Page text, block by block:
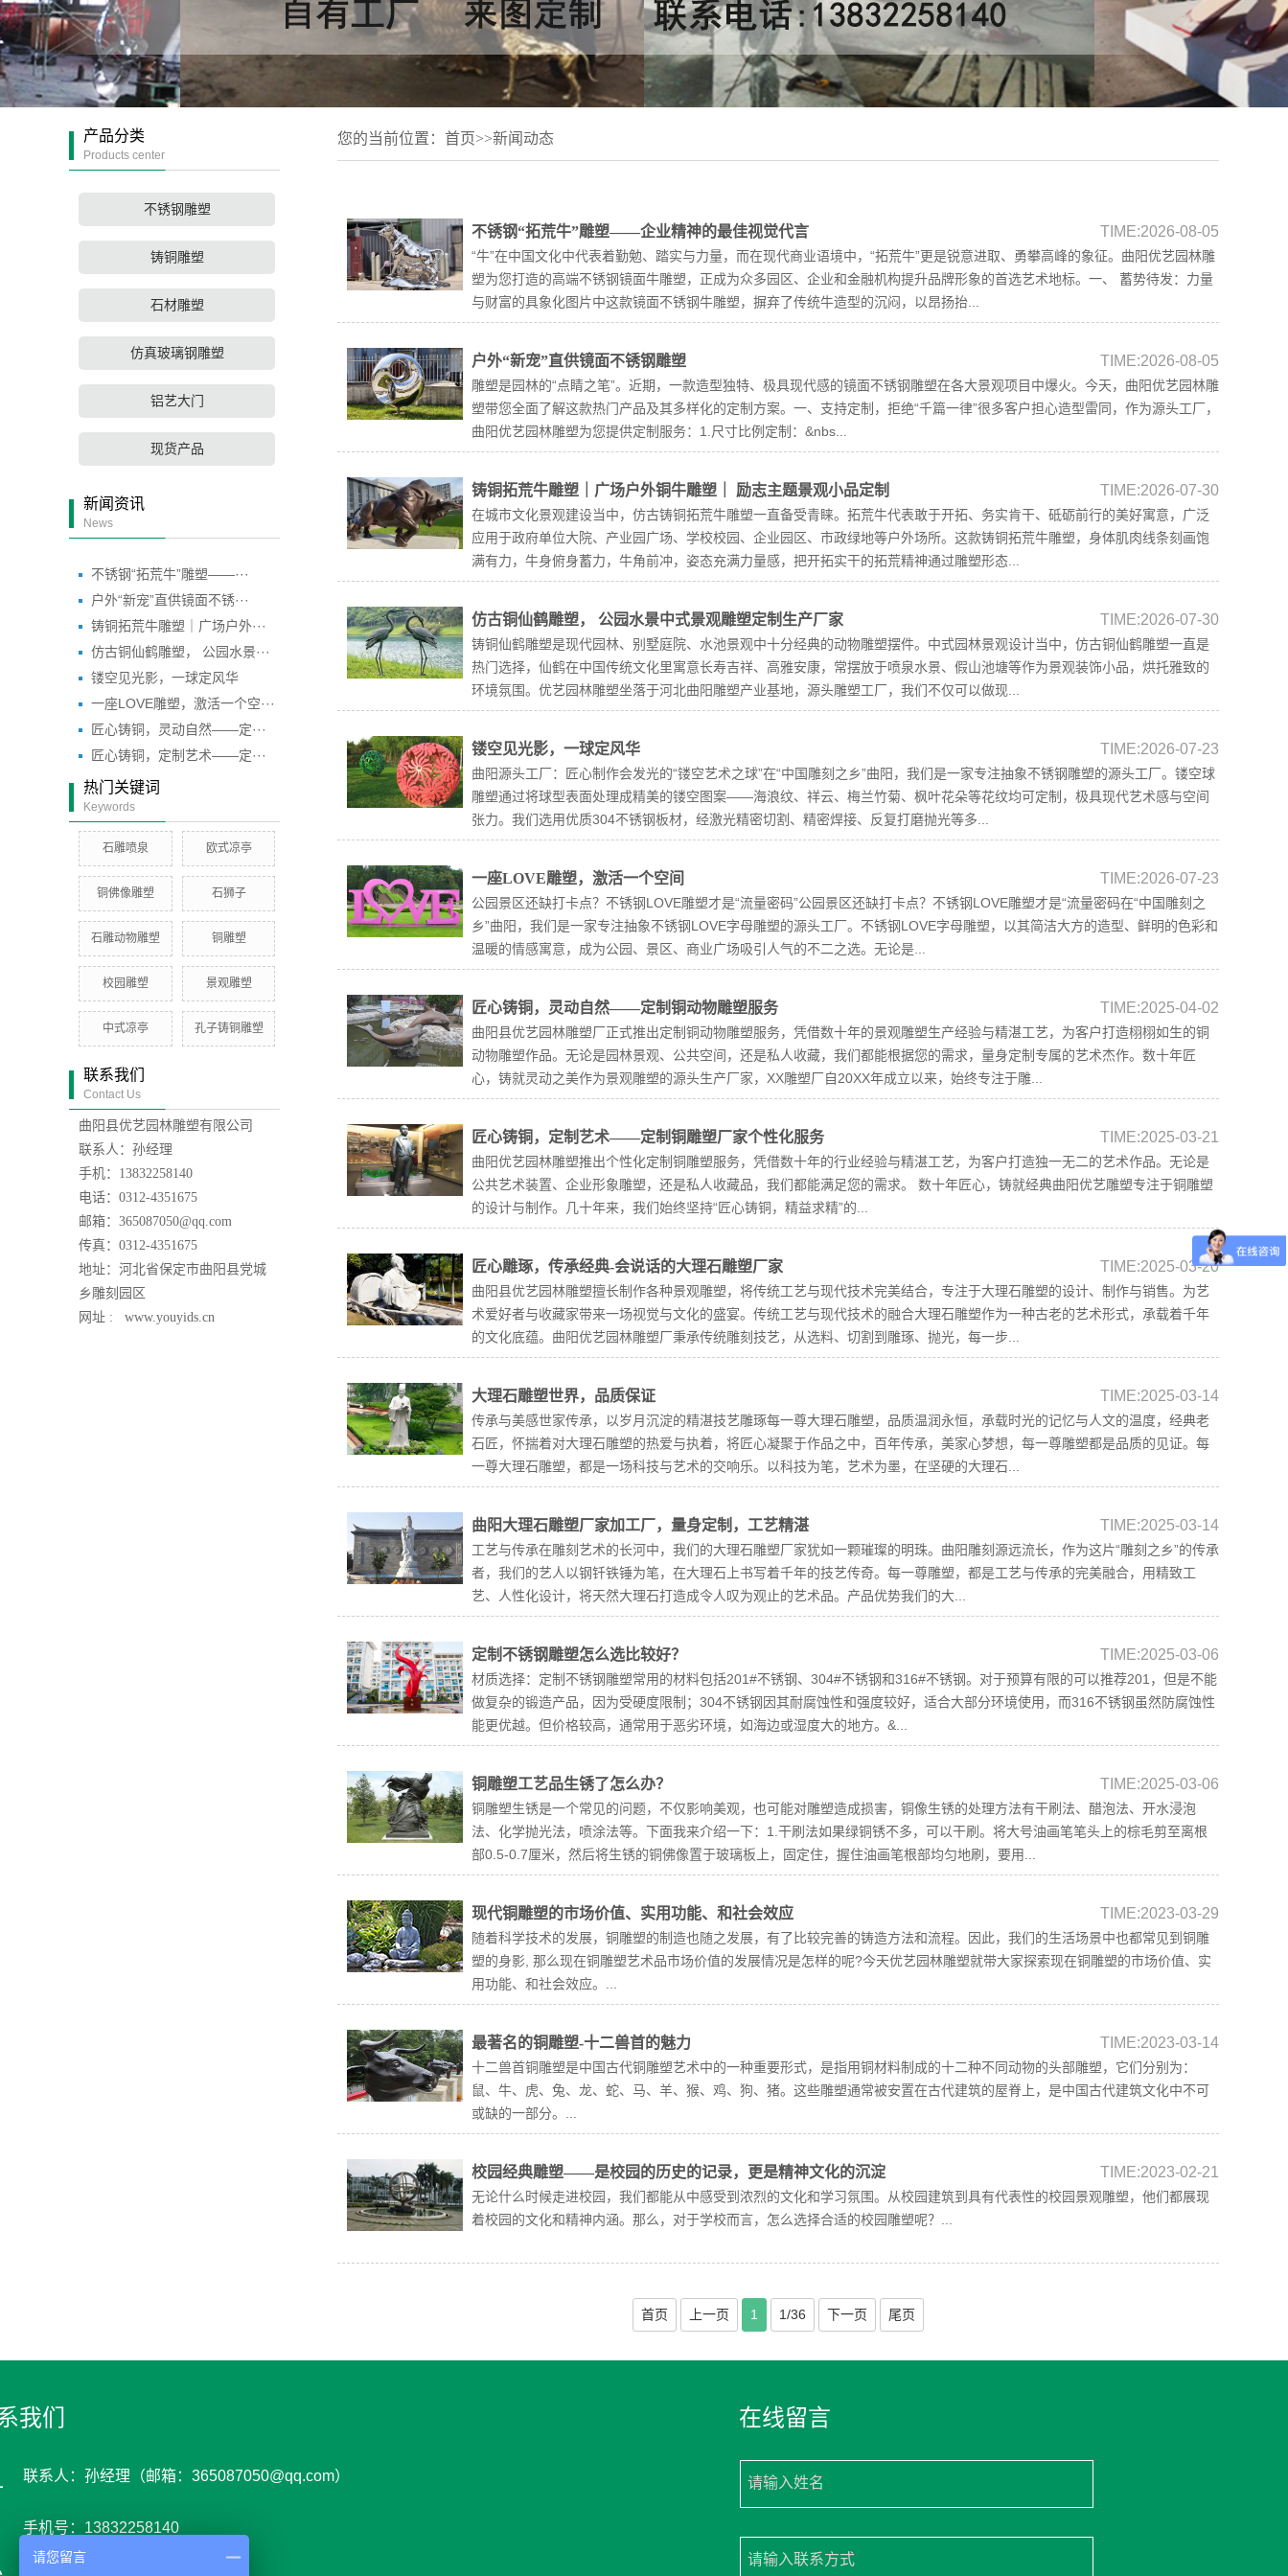
产品分类
Products center
不锈钢雕塑
铸铜雕塑
石材雕塑
仿真玻璃钢雕塑
铝艺大门
现货产品
新闻资讯
News
不锈钢“拓荒牛”雕塑——···
户外“新宠”直供镜面不锈···
铸铜拓荒牛雕塑｜广场户外···
仿古铜仙鹤雕塑， 公园水景···
镂空见光影，一球定风华
一座LOVE雕塑，激活一个空···
匠心铸铜，灵动自然——定···
匠心铸铜，定制艺术——定···
热门关键词
Keywords
石雕喷泉 欧式凉亭
铜佛像雕塑 石狮子
石雕动物雕塑 铜雕塑
校园雕塑 景观雕塑
中式凉亭 孔子铸铜雕塑
联系我们
Contact Us
曲阳县优艺园林雕塑有限公司
联系人：孙经理
手机：13832258140
电话：0312-4351675
邮箱：365087050@qq.com
传真：0312-4351675
地址：河北省保定市曲阳县党城
乡雕刻园区
网址 : www.youyids.cn
您的当前位置： 首页>>新闻动态
不锈钢“拓荒牛”雕塑——企业精神的最佳视觉代言 TIME:2026-08-05
“牛”在中国文化中代表着勤勉、踏实与力量，而在现代商业语境中，“拓荒牛”更是锐意进取、勇攀高峰的象征。曲阳优艺园林雕
塑为您打造的高端不锈钢镜面牛雕塑，正成为众多园区、企业和金融机构提升品牌形象的首选艺术地标。一、 蓄势待发：力量
与财富的具象化图片中这款镜面不锈钢牛雕塑，摒弃了传统牛造型的沉闷，以昂扬抬...
户外“新宠”直供镜面不锈钢雕塑 TIME:2026-08-05
雕塑是园林的“点睛之笔”。近期，一款造型独特、极具现代感的镜面不锈钢雕塑在各大景观项目中爆火。今天，曲阳优艺园林雕
塑带您全面了解这款热门产品及其多样化的定制方案。一、支持定制，拒绝“千篇一律”很多客户担心造型雷同，作为源头工厂，
曲阳优艺园林雕塑为您提供定制服务：1.尺寸比例定制：&nbs...
铸铜拓荒牛雕塑｜广场户外铜牛雕塑｜ 励志主题景观小品定制 TIME:2026-07-30
在城市文化景观建设当中，仿古铸铜拓荒牛雕塑一直备受青睐。拓荒牛代表敢于开拓、务实肯干、砥砺前行的美好寓意，广泛
应用于政府单位大院、产业园广场、学校校园、企业园区、市政绿地等户外场所。这款铸铜拓荒牛雕塑，身体肌肉线条刻画饱
满有力，牛身俯身蓄力，牛角前冲，姿态充满力量感，把开拓实干的拓荒精神通过雕塑形态...
仿古铜仙鹤雕塑， 公园水景中式景观雕塑定制生产厂家 TIME:2026-07-30
铸铜仙鹤雕塑是现代园林、别墅庭院、水池景观中十分经典的动物雕塑摆件。中式园林景观设计当中，仿古铜仙鹤雕塑一直是
热门选择，仙鹤在中国传统文化里寓意长寿吉祥、高雅安康，常摆放于喷泉水景、假山池塘等作为景观装饰小品，烘托雅致的
环境氛围。优艺园林雕塑坐落于河北曲阳雕塑产业基地，源头雕塑工厂，我们不仅可以做现...
镂空见光影，一球定风华 TIME:2026-07-23
曲阳源头工厂：匠心制作会发光的“镂空艺术之球”在“中国雕刻之乡”曲阳，我们是一家专注抽象不锈钢雕塑的源头工厂。镂空球
雕塑通过将球型表面处理成精美的镂空图案——海浪纹、祥云、梅兰竹菊、枫叶花朵等花纹均可定制，极具现代艺术感与空间
张力。我们选用优质304不锈钢板材，经激光精密切割、精密焊接、反复打磨抛光等多...
一座LOVE雕塑，激活一个空间 TIME:2026-07-23
公园景区还缺打卡点？不锈钢LOVE雕塑才是“流量密码”公园景区还缺打卡点？不锈钢LOVE雕塑才是“流量密码在“中国雕刻之
乡”曲阳，我们是一家专注抽象不锈钢LOVE字母雕塑的源头工厂。不锈钢LOVE字母雕塑，以其简洁大方的造型、鲜明的色彩和
温暖的情感寓意，成为公园、景区、商业广场吸引人气的不二之选。无论是...
匠心铸铜，灵动自然——定制铜动物雕塑服务 TIME:2025-04-02
曲阳县优艺园林雕塑厂正式推出定制铜动物雕塑服务，凭借数十年的景观雕塑生产经验与精湛工艺，为客户打造栩栩如生的铜
动物雕塑作品。无论是园林景观、公共空间，还是私人收藏，我们都能根据您的需求，量身定制专属的艺术杰作。数十年匠
心，铸就灵动之美作为景观雕塑的源头生产厂家，XX雕塑厂自20XX年成立以来，始终专注于雕...
匠心铸铜，定制艺术——定制铜雕塑厂家个性化服务 TIME:2025-03-21
曲阳优艺园林雕塑推出个性化定制铜雕塑服务，凭借数十年的行业经验与精湛工艺，为客户打造独一无二的艺术作品。无论是
公共艺术装置、企业形象雕塑，还是私人收藏品，我们都能满足您的需求。 数十年匠心，铸就经典曲阳优艺雕塑专注于铜雕塑
的设计与制作。几十年来，我们始终坚持“匠心铸铜，精益求精”的...
匠心雕琢，传承经典-会说话的大理石雕塑厂家 TIME:2025-03-20
曲阳县优艺园林雕塑擅长制作各种景观雕塑，将传统工艺与现代技术完美结合，专注于大理石雕塑的设计、制作与销售。为艺
术爱好者与收藏家带来一场视觉与文化的盛宴。传统工艺与现代技术的融合大理石雕塑作为一种古老的艺术形式，承载着千年
的文化底蕴。曲阳优艺园林雕塑厂秉承传统雕刻技艺，从选料、切割到雕琢、抛光，每一步...
大理石雕塑世界，品质保证 TIME:2025-03-14
传承与美感世家传承，以岁月沉淀的精湛技艺雕琢每一尊大理石雕塑，品质温润永恒，承载时光的记忆与人文的温度，经典老
石匠，怀揣着对大理石雕塑的热爱与执着，将匠心凝聚于作品之中，百年传承，美家心梦想，每一尊雕塑都是品质的见证。每
一尊大理石雕塑，都是一场科技与艺术的交响乐。以科技为笔，艺术为墨，在坚硬的大理石...
曲阳大理石雕塑厂家加工厂，量身定制，工艺精湛 TIME:2025-03-14
工艺与传承在雕刻艺术的长河中，我们的大理石雕塑厂家犹如一颗璀璨的明珠。曲阳雕刻源远流长，作为这片“雕刻之乡”的传承
者，我们的艺人以钢钎铁锤为笔，在大理石上书写着千年的技艺传奇。每一尊雕塑，都是工艺与传承的完美融合，用精致工
艺、人性化设计，将天然大理石打造成令人叹为观止的艺术品。产品优势我们的大...
定制不锈钢雕塑怎么选比较好？ TIME:2025-03-06
‌材质选择‌：定制不锈钢雕塑常用的材料包括201#不锈钢、304#不锈钢和316#不锈钢。对于预算有限的可以推荐201，但是不能
做复杂的锻造产品，因为受硬度限制；304不锈钢因其耐腐蚀性和强度较好，适合大部分环境使用，而316不锈钢虽然防腐蚀性
能更优越。但价格较高，通常用于恶劣环境，如海边或湿度大的地方‌。&...
铜雕塑工艺品生锈了怎么办？ TIME:2025-03-06
铜雕塑生锈是一个常见的问题，不仅影响美观，也可能对雕塑造成损害，铜像生锈的处理方法有干刷法、醋泡法、开水浸泡
法、化学抛光法，喷涂法等。下面我来介绍一下：1.干刷法如果绿铜锈不多，可以干刷。将大号油画笔笔头上的棕毛剪至离根
部0.5-0.7厘米，然后将生锈的铜佛像置于玻璃板上，固定住，握住油画笔根部均匀地刷，要用...
现代铜雕塑的市场价值、实用功能、和社会效应 TIME:2023-03-29
随着科学技术的发展，铜雕塑的制造也随之发展，有了比较完善的铸造方法和流程。因此，我们的生活场景中也都常见到铜雕
塑的身影, 那么现在铜雕塑艺术品市场价值的发展情况是怎样的呢?今天优艺园林雕塑就带大家探索现在铜雕塑的市场价值、实
用功能、和社会效应。...
最著名的铜雕塑-十二兽首的魅力 TIME:2023-03-14
十二兽首铜雕塑是中国古代铜雕塑艺术中的一种重要形式，是指用铜材料制成的十二种不同动物的头部雕塑，它们分别为：
鼠、牛、虎、兔、龙、蛇、马、羊、猴、鸡、狗、猪。这些雕塑通常被安置在古代建筑的屋脊上，是中国古代建筑文化中不可
或缺的一部分。...
校园经典雕塑——是校园的历史的记录，更是精神文化的沉淀 TIME:2023-02-21
无论什么时候走进校园，我们都能从中感受到浓烈的文化和学习氛围。从校园建筑到具有代表性的校园景观雕塑，他们都展现
着校园的文化和精神内涵。那么，对于学校而言，怎么选择合适的校园雕塑呢？...
首页 上一页 1 1/36 下一页 尾页
我们
联系人：孙经理（邮箱：365087050@qq.com）
手机号：13832258140
在线留言
请输入姓名
请输入联系方式
请您留言